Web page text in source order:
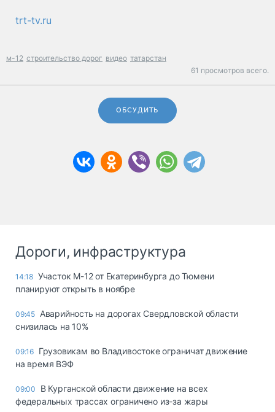
trt-tv.ru
м-12 строительство дорог видео татарстан
61 просмотров всего.
ОБСУДИТЬ
Дороги, инфраструктура
14:18 Участок М-12 от Екатеринбурга до Тюмени
планируют открыть в ноябре
09:45 Аварийность на дорогах Свердловской области
снизилась на 10%
09:16 Грузовикам во Владивостоке ограничат движение
на время ВЭФ
09:00
В Курганской области движение на всех
федеральных трассах ограничено из-за жары